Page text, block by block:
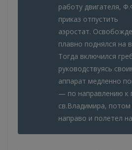
работу двигателя,
приказ отпустить
аэростат.
плавно поднялся на
Тогда включился
руководствуясь
аппарат медленно
— по направлению к
св.Владимира, потом
направо и полетел